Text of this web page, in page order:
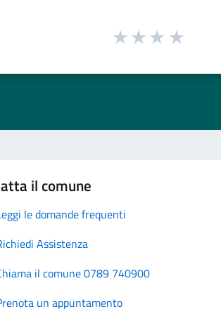
il comune
le domande frequenti
Assistenza
il comune 0789 740900
un appuntamento